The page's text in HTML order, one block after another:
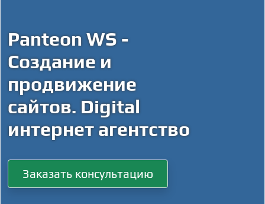
Panteon WS -
Создание и
продвижение
сайтов. Digital
интернет агентство
Заказать консультацию